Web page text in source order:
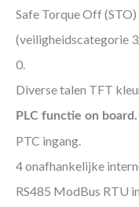
Safe Torque Off
(veiligheidscategorie
0.
Diverse talen TFT
PLC functie on board.
PTC ingang.
4 onafhankelijke
RS485 ModBus RTU